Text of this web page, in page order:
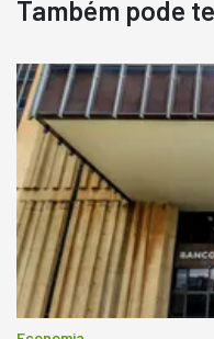
Destaque
Usado
Pá Carregadeira
Ano 1987
R$ 145.000
Consultar
Também pode